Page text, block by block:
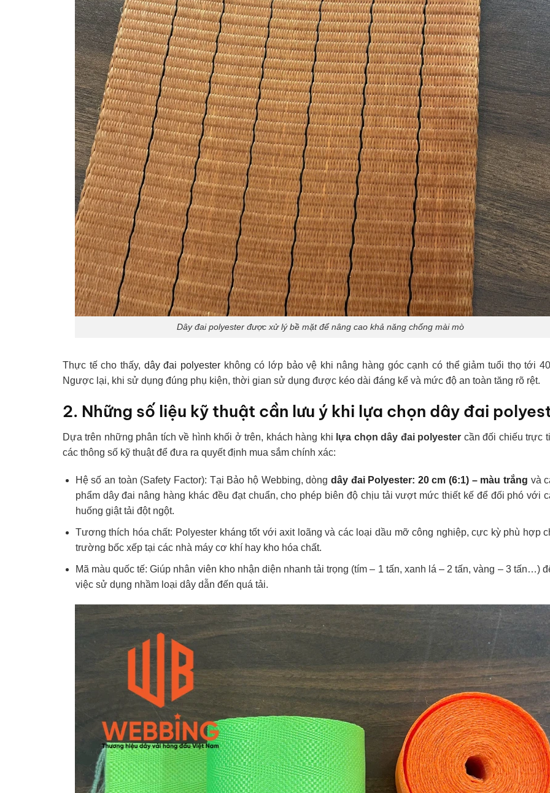
Dây đai polyester được xử lý bề mặt để nâng cao khả năng chống mài mò
Thực tế cho thấy, dây đai polyesterkhông có lớp bảo vệ khi nâng hàng góc cạnh có thể giảm tuổi thọ tới
Ngược lại, khi sử dụng đúng phụ kiện, thời gian sử dụng được kéo dài đáng kể và mức độ an toàn tăng rõ rệt.
2. Những số liệu kỹ thuật cần lưu ý khi lựa chọn dây đai
Dựa trên những phân tích về hình khối ở trên, khách hàng khi lựa chọn dây đai polyester cần đối chiếu trực
các thông số kỹ thuật để đưa ra quyết định mua sắm chính xác:
Hệ số an toàn (Safety Factor): Tại Bảo hộ Webbing, dòng dây đai Polyester: 20 cm (6:1) – màu trắng và
phẩm dây đai nâng hàng khác đều đạt chuẩn, cho phép biên độ chịu tải vượt mức thiết kế để đối phó với
huống giật tải đột ngột.
Tương thích hóa chất: Polyester kháng tốt với axit loãng và các loại dầu mỡ công nghiệp, cực kỳ phù hợp
trường bốc xếp tại các nhà máy cơ khí hay kho hóa chất.
Mã màu quốc tế: Giúp nhân viên kho nhận diện nhanh tải trọng (tím – 1 tấn, xanh lá – 2 tấn, vàng – 3 tấn…)
việc sử dụng nhầm loại dây dẫn đến quá tải.